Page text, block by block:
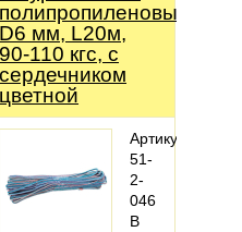
полипропиленовый,
D6 мм, L20м,
90-110 кгс, с
сердечником
цветной
Артикул:
51-
2-
046
В